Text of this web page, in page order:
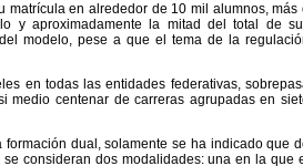
en alrededor de 10 mil alumnos, más
y aproximadamente la mitad del total de
modelo, pese a que el tema de la
en todas las entidades federativas,
medio centenar de carreras agrupadas en
dual, solamente se ha indicado que
consideran dos modalidades: una en la que